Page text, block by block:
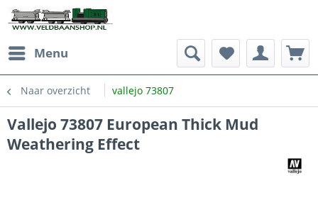
Menu
Naar overzicht vallejo 73807
Vallejo 73807 European Thick Mud
Weathering Effect